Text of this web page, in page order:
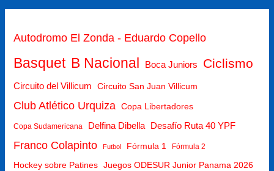
Autodromo El Zonda - Eduardo Copello
Basquet B Nacional Boca Juniors Ciclismo
Circuito del Villicum Circuito San Juan Villicum
Club Atlético Urquiza Copa Libertadores
Copa Sudamericana Delfina Dibella Desafío Ruta 40 YPF
Franco Colapinto Futbol Fórmula 1 Fórmula 2
Hockey sobre Patines Juegos ODESUR Junior Panama 2026